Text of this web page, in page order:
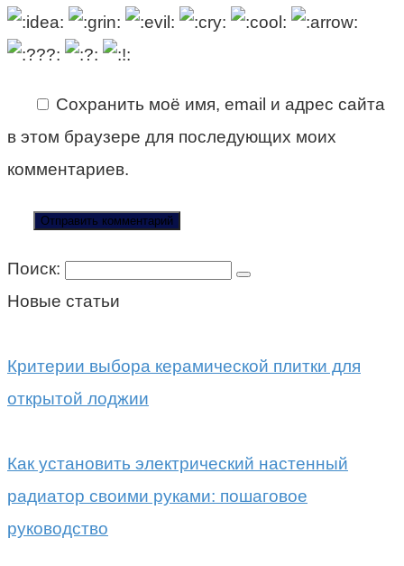
Сохранить моё имя, email и адрес сайта
в этом браузере для последующих моих
комментариев.
Поиск:
Новые статьи
Критерии выбора керамической плитки для
открытой лоджии
Как установить электрический настенный
радиатор своими руками: пошаговое
руководство